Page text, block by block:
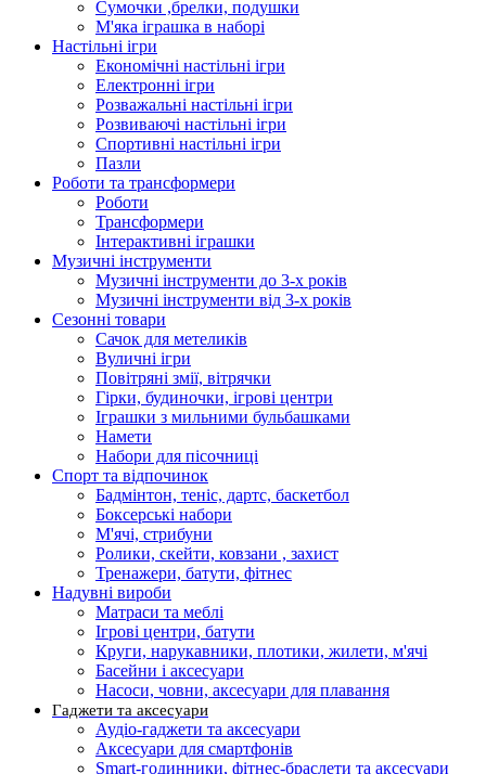
Сумочки ,брелки, подушки
М'яка іграшка в наборі
Настільні ігри
Економічні настільні ігри
Електронні ігри
Розважальні настільні ігри
Розвиваючі настільні ігри
Спортивні настільні ігри
Пазли
Роботи та трансформери
Роботи
Трансформери
Інтерактивні іграшки
Музичні інструменти
Музичні інструменти до 3-х років
Музичні інструменти від 3-х років
Сезонні товари
Сачок для метеликів
Вуличні ігри
Повітряні змії, вітрячки
Гірки, будиночки, ігрові центри
Іграшки з мильними бульбашками
Намети
Набори для пісочниці
Спорт та відпочинок
Бадмінтон, теніс, дартс, баскетбол
Боксерські набори
М'ячі, стрибуни
Ролики, скейти, ковзани , захист
Тренажери, батути, фітнес
Надувні вироби
Матраси та меблі
Ігрові центри, батути
Круги, нарукавники, плотики, жилети, м'ячі
Басейни і аксесуари
Насоси, човни, аксесуари для плавання
Гаджети та аксесуари
Аудіо-гаджети та аксесуари
Аксесуари для смартфонів
Smart-годинники, фітнес-браслети та аксесуари